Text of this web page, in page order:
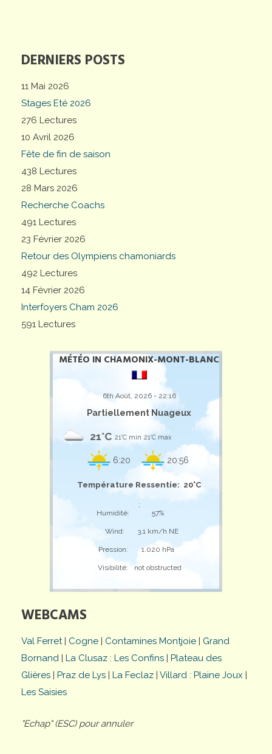
DERNIERS POSTS
11 Mai 2026
Stages Eté 2026
276 Lectures
10 Avril 2026
Fête de fin de saison
438 Lectures
28 Mars 2026
Recherche Coachs
491 Lectures
23 Février 2026
Retour des Olympiens chamoniards
492 Lectures
14 Février 2026
Interfoyers Cham 2026
591 Lectures
MÉTÉO IN CHAMONIX-MONT-BLANC
6th Août, 2026 - 22:16
Partiellement Nuageux
21°C 21°C min 21°C max
6:20 20:56
Température Ressentie: 20°C
;
Humidité:
57%
Wind: 3,1 km/h NE
Pression: 1.020 hPa
Visibilité: not obstructed
WEBCAMS
Val Ferret| Cogne | Contamines Montjoie | Grand
Bornand | La Clusaz : Les Confins | Plateau des
Glières | Praz de Lys | La Feclaz | Villard : Plaine Joux |
Les Saisies
"Echap" (ESC) pour annuler